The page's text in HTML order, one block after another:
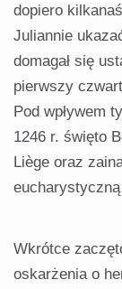
dopiero
Juliannie
domagał się
pierwszy
Pod wpływem
1246 r. święto
Liège oraz
Wkrótce
oskarżenia o